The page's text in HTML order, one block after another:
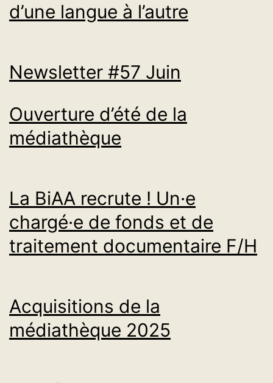
d’une langue à l’autre
Newsletter #57 Juin
Ouverture d’été de la
médiathèque
La BiAA recrute ! Un·e
chargé·e de fonds et de
traitement documentaire F/H
Acquisitions de la
médiathèque 2025